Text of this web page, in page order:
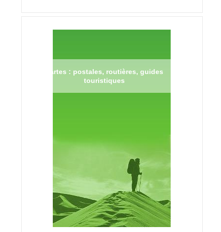
Cartes : postales, routières, guides
touristiques